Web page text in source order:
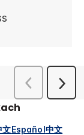
文Español中文